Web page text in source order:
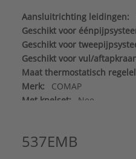
Aansluitrichting leidingen:
Geschikt voor
Geschikt voor
Geschikt voor vul/
Maat thermostatisch
Merk:
COMAP
Met knelset:
Nee
Onderblok instelbaar:
537EMB